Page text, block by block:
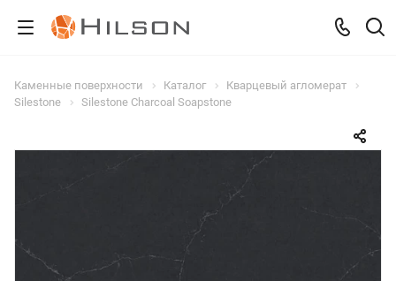
Каменные поверхности Каталог
Кварцевый агломерат
Silestone
Silestone Charcoal Soapstone